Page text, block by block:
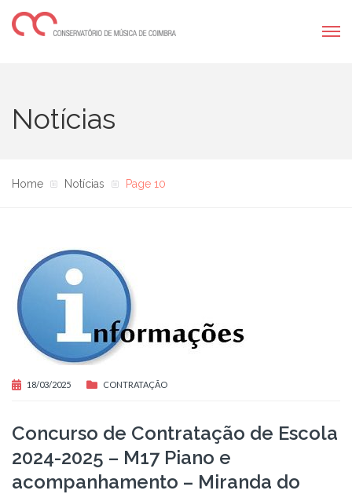
Notícias
Home Notícias Page 10
18/03/2025 CONTRATAÇÃO
Concurso de Contratação de Escola
2024-2025 – M17 Piano e
acompanhamento – Miranda do